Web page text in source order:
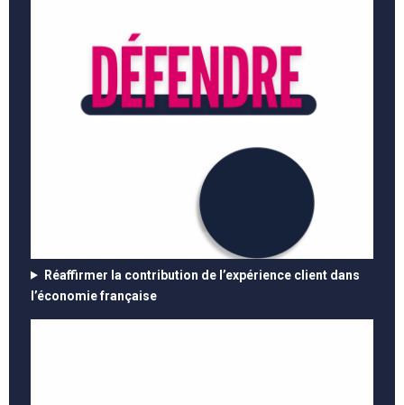
Réaffirmer la contribution de l’expérience client dans
l’économie française